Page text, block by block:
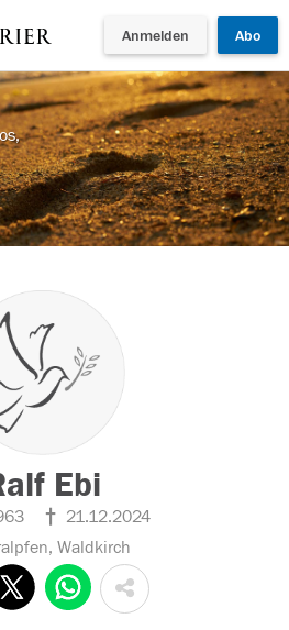
Anmelden Abo
Ebi
21.12.2024
Waldkirch